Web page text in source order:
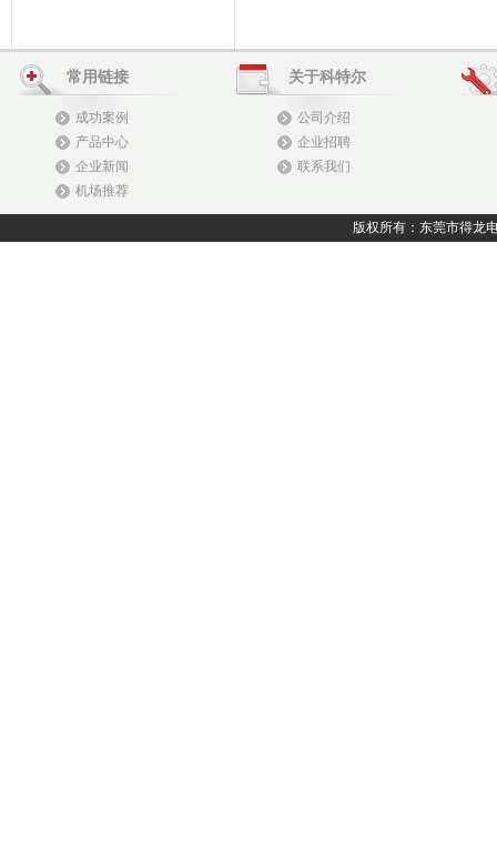
常用链接
成功案例
产品中心
企业新闻
机场推荐
关于科特尔
公司介绍
企业招聘
联系我们
版权所有：东莞市得龙